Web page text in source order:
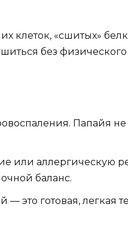
клеток, «сшитых»
без
Папайя не
или аллергическую
баланс.
это готовая, легкая